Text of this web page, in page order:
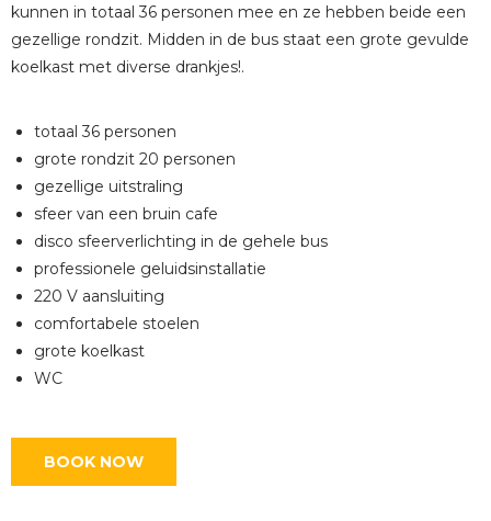
kunnen in totaal 36 personen mee en ze hebben beide een
gezellige rondzit. Midden in de bus staat een grote gevulde
koelkast met diverse drankjes!.
totaal 36 personen
grote rondzit 20 personen
gezellige uitstraling
sfeer van een bruin cafe
disco sfeerverlichting in de gehele bus
professionele geluidsinstallatie
220 V aansluiting
comfortabele stoelen
grote koelkast
WC
BOOK NOW